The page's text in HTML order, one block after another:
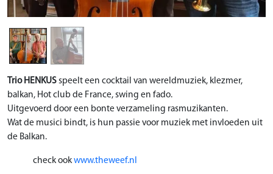
Trio HENKUSspeelt een cocktail van wereldmuziek, klezmer,
balkan, Hot club de France, swing en fado.
Uitgevoerd door een bonte verzameling rasmuzikanten.
Wat de musici bindt, is hun passie voor muziek met invloeden uit
de Balkan.
check ookwww.theweef.nl